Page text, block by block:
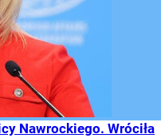
Nawrockiego. Wróciła